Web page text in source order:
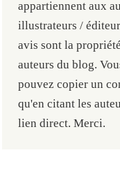
appartiennent aux
illustrateurs /
avis sont la
auteurs du blog.
pouvez copier un
qu'en citant les
lien direct. Merci.